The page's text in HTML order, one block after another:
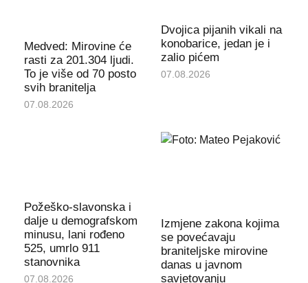
Medved: Mirovine će
rasti za 201.304 ljudi.
To je više od 70 posto
svih branitelja
07.08.2026
Dvojica pijanih vikali na
konobarice, jedan je i
zalio pićem
07.08.2026
Požeško-slavonska i
dalje u demografskom
minusu, lani rođeno
525, umrlo 911
stanovnika
07.08.2026
Izmjene zakona kojima
se povećavaju
braniteljske mirovine
danas u javnom
savjetovanju